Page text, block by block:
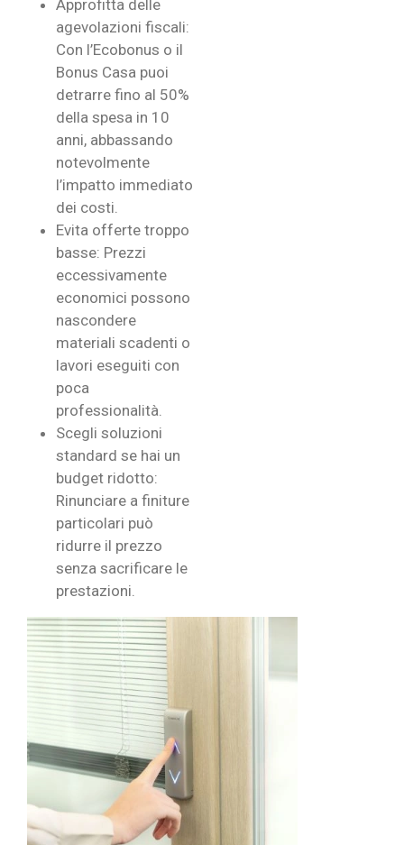
Approfitta delle
agevolazioni fiscali:
Con l’Ecobonus o il
Bonus Casa puoi
detrarre fino al 50%
della spesa in 10
anni, abbassando
notevolmente
l’impatto immediato
dei costi.
Evita offerte troppo
basse: Prezzi
eccessivamente
economici possono
nascondere
materiali scadenti o
lavori eseguiti con
poca
professionalità.
Scegli soluzioni
standard se hai un
budget ridotto:
Rinunciare a finiture
particolari può
ridurre il prezzo
senza sacrificare le
prestazioni.